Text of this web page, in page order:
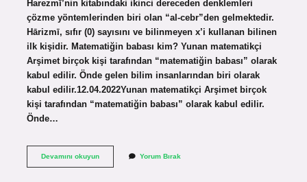
Harezmī’nin kitabındaki ikinci dereceden denklemleri
çözme yöntemlerinden biri olan “al-cebr”den gelmektedir.
Hārizmī, sıfır (0) sayısını ve bilinmeyen x’i kullanan bilinen
ilk kişidir. Matematiğin babası kim? Yunan matematikçi
Arşimet birçok kişi tarafından “matematiğin babası” olarak
kabul edilir. Önde gelen bilim insanlarından biri olarak
kabul edilir.12.04.2022Yunan matematikçi Arşimet birçok
kişi tarafından “matematiğin babası” olarak kabul edilir.
Önde…
Devamını okuyunHarezminin Yorum Bırak